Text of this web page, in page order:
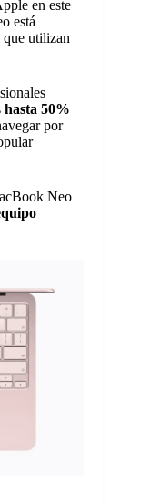
en este
está
que utilizan
hasta 50%
por
Neo